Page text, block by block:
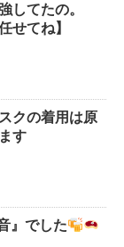
してたの。
せてね】
クの着用は原
す
』でした